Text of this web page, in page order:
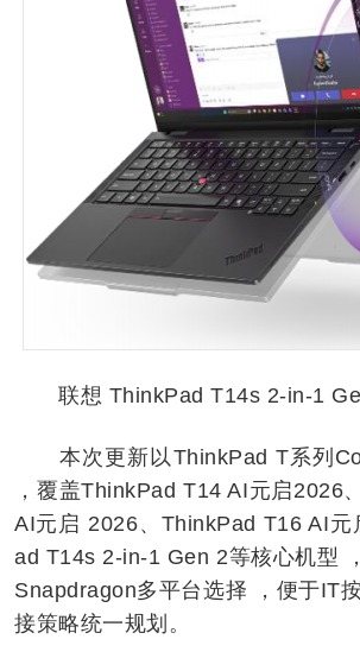
联想 ThinkPad T14s 2-in-1
本次更新以ThinkPad T系列
，覆盖ThinkPad T14 AI元启2026
AI元启 2026、ThinkPad T16 AI元
ad T14s 2-in-1 Gen 2等核心机型
Snapdragon多平台选择 ，便于IT
接策略统一规划。